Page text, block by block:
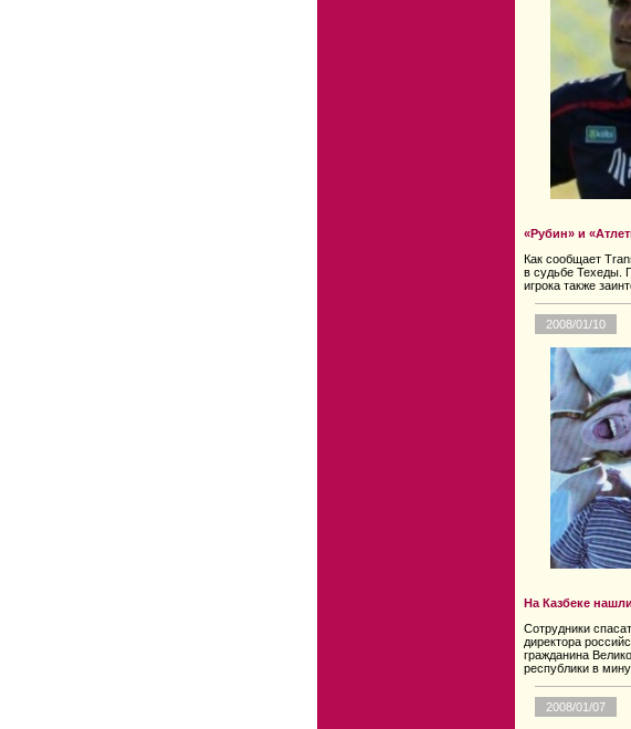
«Рубин» и
Как сообщает
в судьбе Техеды.
игрока также
2008/01/10
На Казбеке
Сотрудники
директора
гражданина
республики в
2008/01/07